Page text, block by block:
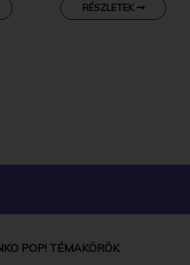
RÉSZLETEK
POP! TÉMAKÖRÖK